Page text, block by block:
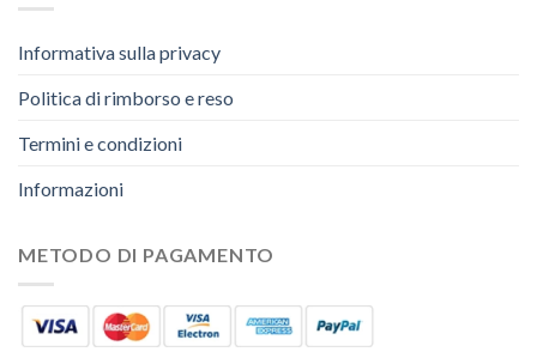
Informativa sulla privacy
Politica di rimborso e reso
Termini e condizioni
Informazioni
METODO DI PAGAMENTO